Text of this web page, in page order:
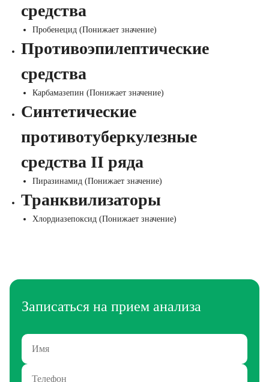
средства
Пробенецид (Понижает значение)
Противоэпилептические
средства
Карбамазепин (Понижает значение)
Синтетические
противотуберкулезные
средства II ряда
Пиразинамид (Понижает значение)
Транквилизаторы
Хлордиазепоксид (Понижает значение)
Записаться на прием анализа